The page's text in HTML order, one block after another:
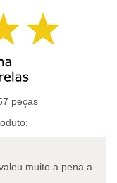
variantes.
as
opções
ser
na
página
peças
muito a pena a